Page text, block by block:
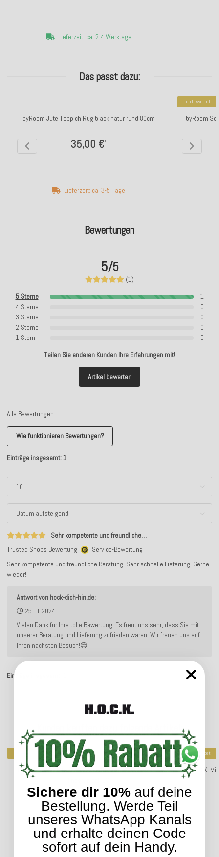
Bewertungen
5/5
(1)
5 Sterne
1
4 Sterne
0
3 Sterne
0
2 Sterne
0
1 Stern
0
Teilen Sie anderen Kunden Ihre Erfahrungen mit!
Artikel bewerten
Alle Bewertungen:
Wie funktionieren Bewertungen?
Einträge insgesamt: 1
Sehr kompetente und freundliche…
Trusted Shops Bewertung
Service-Bewertung
Sehr kompetente und freundliche Beratung! Sehr schnelle Lieferung! Gerne
wieder!
Antwort von hock-dich-hin.de:
25.11.2024
Vielen Dank für Ihre tolle Bewertung! Es freut uns sehr, dass Sie mit
unserer Beratung und Lieferung zufrieden waren. Wir freuen uns auf
Ihren nächsten Besuch!😊
Einträge insgesamt: 1
Lieferzeit: ca. 2-4 Werktage
Das passt dazu:
byRoom Jute Teppich Rug black natur rund 80cm
35,00 €*
Lieferzeit: ca. 3-5 Tage
Top bewertet
byRoom
Kunden kauften dazu folgende Artikel:
Top bewertet
H.O.C.K. Miss Dots Sofakissen 50x50cm mit Punkten
ab28,04 €
Lieferzeit: ca. 2-4 Werktage
Top bewertet
H.O.C.K.
Sichere dir 10% auf deine
Bestellung. Werde Teil
unseres WhatsApp Kanals
und erhalte deinen Code
sofort auf dein Handy.